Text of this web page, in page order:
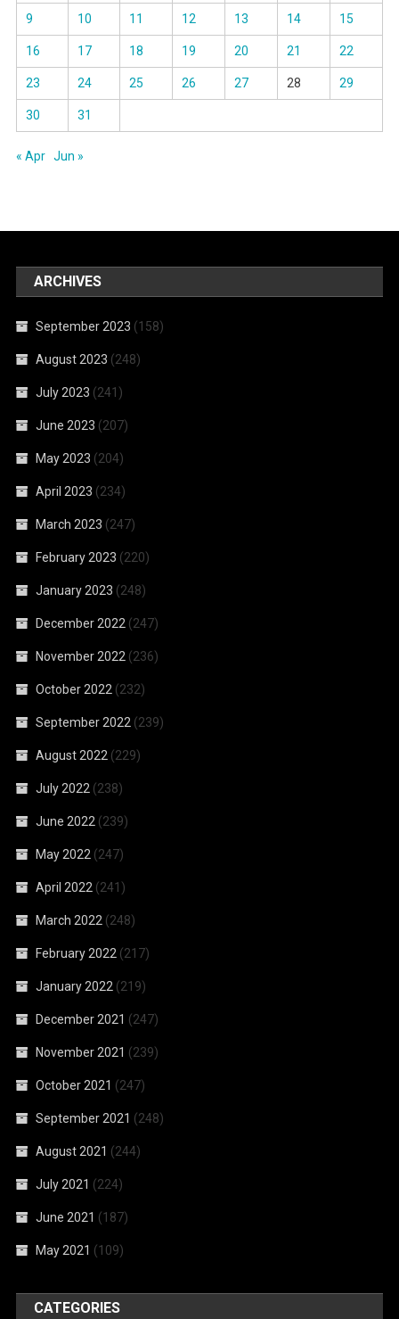
9 10 11 12 13 14 15
16 17 18 19 20 21 22
23 24 25 26 27 28 29
30 31
« Apr Jun »
ARCHIVES
September 2023 (158)
August 2023 (248)
July 2023 (241)
June 2023 (207)
May 2023 (204)
April 2023 (234)
March 2023 (247)
February 2023 (220)
January 2023 (248)
December 2022 (247)
November 2022 (236)
October 2022 (232)
September 2022 (239)
August 2022 (229)
July 2022 (238)
June 2022 (239)
May 2022 (247)
April 2022 (241)
March 2022 (248)
February 2022 (217)
January 2022 (219)
December 2021 (247)
November 2021 (239)
October 2021 (247)
September 2021 (248)
August 2021 (244)
July 2021 (224)
June 2021 (187)
May 2021 (109)
CATEGORIES